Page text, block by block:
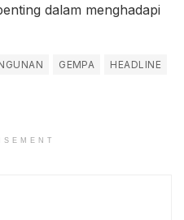
dalam menghadapi
GEMPA
HEADLINE